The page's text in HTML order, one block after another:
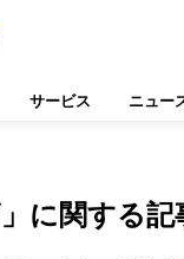
サービス ニュー
」に関する記